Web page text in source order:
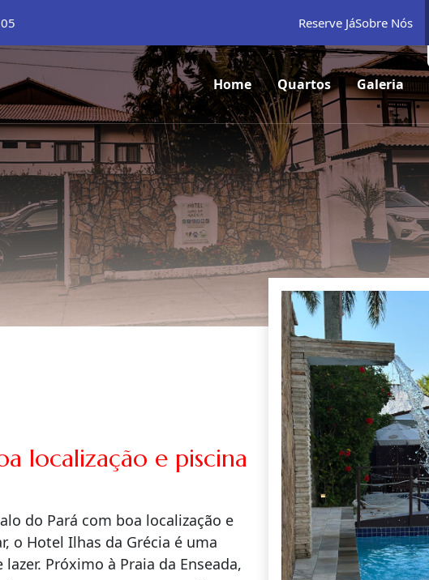
Reserve JáSobre Nós
Home Quartos Galeria
localização e piscina
do Pará com boa localização e
o Hotel Ilhas da Grécia é uma
Próximo à Praia da Enseada,